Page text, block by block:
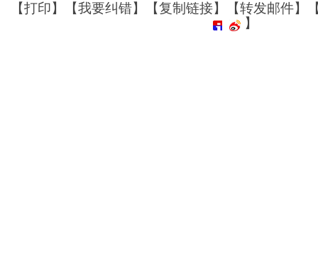
【打印】【我要纠错】【复制链接】【转发邮件】
】